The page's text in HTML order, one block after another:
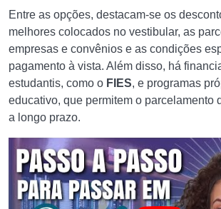
Entre as opções, destacam-se os
melhores colocados no vestibular, as
empresas e convênios e as condições
pagamento à vista. Além disso, há
estudantis, como o FIES, e programas
educativo, que permitem o parcelamento
a longo prazo.